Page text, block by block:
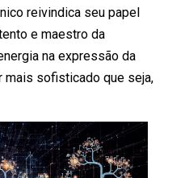
reivindica seu papel
e maestro da
na expressão da
mais sofisticado que seja,